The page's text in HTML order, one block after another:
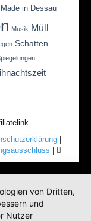
Made in Dessau
Musik Müll
Schatten
von Dritten,
und
Nutzer